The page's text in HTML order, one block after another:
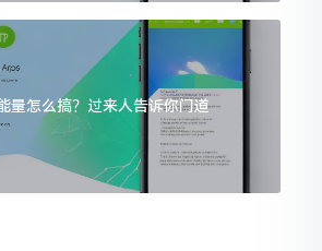
量怎么搞？过来人告诉你门道